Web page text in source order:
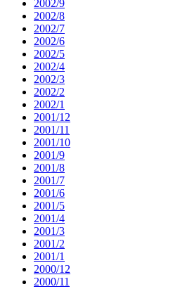
2002/9
2002/8
2002/7
2002/6
2002/5
2002/4
2002/3
2002/2
2002/1
2001/12
2001/11
2001/10
2001/9
2001/8
2001/7
2001/6
2001/5
2001/4
2001/3
2001/2
2001/1
2000/12
2000/11